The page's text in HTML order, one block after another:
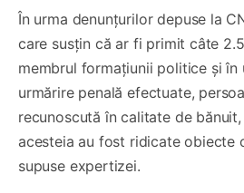
În urma denunțurilor depuse la
care susțin că ar fi primit câte
membrul formațiunii politice și în
urmărire penală efectuate,
recunoscută în calitate de
acesteia au fost ridicate obiecte
supuse expertizei.